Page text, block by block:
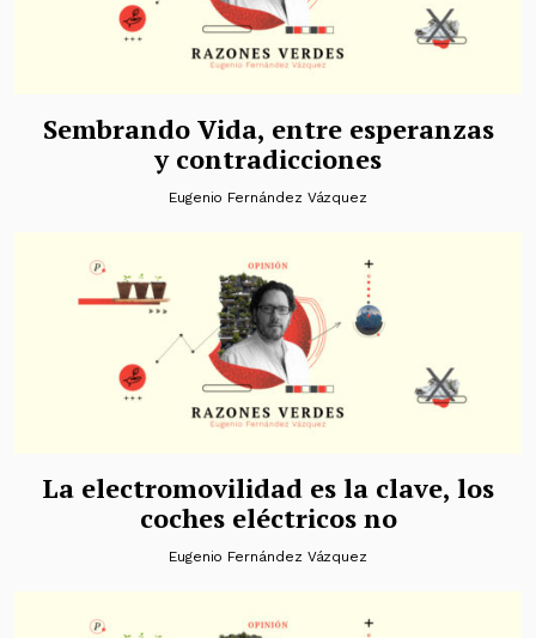
Sembrando Vida, entre esperanzas
y contradicciones
Eugenio Fernández Vázquez
La electromovilidad es la clave, los
coches eléctricos no
Eugenio Fernández Vázquez